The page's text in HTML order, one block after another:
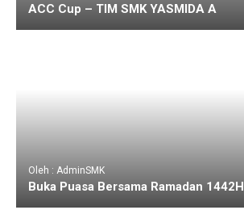
ACC Cup – TIM SMK YASMIDA A
Oleh : AdminSMK
Buka Puasa Bersama Ramadan 1442H